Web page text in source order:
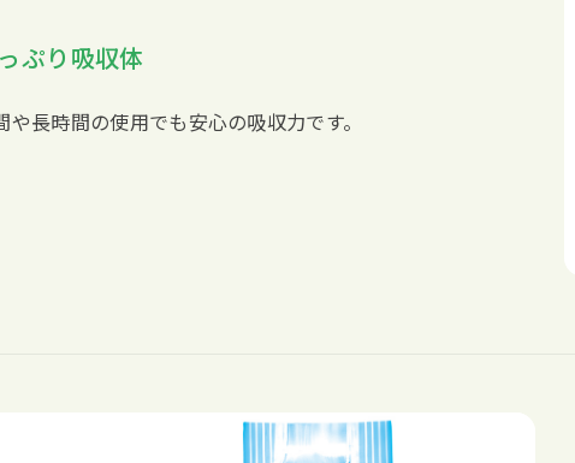
ぷり吸収体
や長時間の使用でも安心の吸収力です。